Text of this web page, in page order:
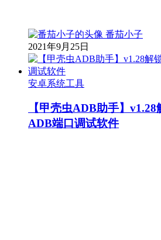
番茄小子
2021年9月25日
安卓系统工具
【甲壳虫ADB助手】
ADB端口调试软件